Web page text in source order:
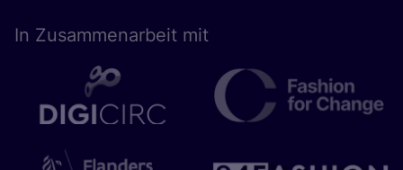
In Zusam­men­ar­beit mit